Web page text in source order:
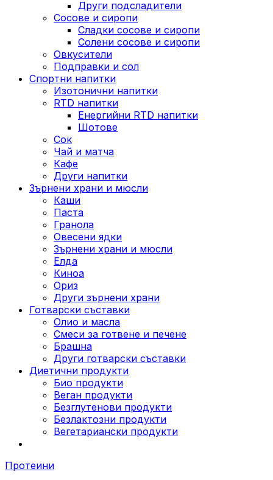
Други подсладители
Сосове и сиропи
Сладки сосове и сиропи
Солени сосове и сиропи
Овкусители
Подправки и сол
Спортни напитки
Изотонични напитки
RTD напитки
Енергийни RTD напитки
Шотове
Сок
Чай и матча
Кафе
Други напитки
Зърнени храни и мюсли
Каши
Паста
Гранола
Овесени ядки
Зърнени храни и мюсли
Елда
Киноа
Ориз
Други зърнени храни
Готварски съставки
Олио и масла
Смеси за готвене и печене
Брашна
Други готварски съставки
Диетични продукти
Био продукти
Веган продукти
Безглутенови продукти
Безлактозни продукти
Вегетариански продукти
Протеини